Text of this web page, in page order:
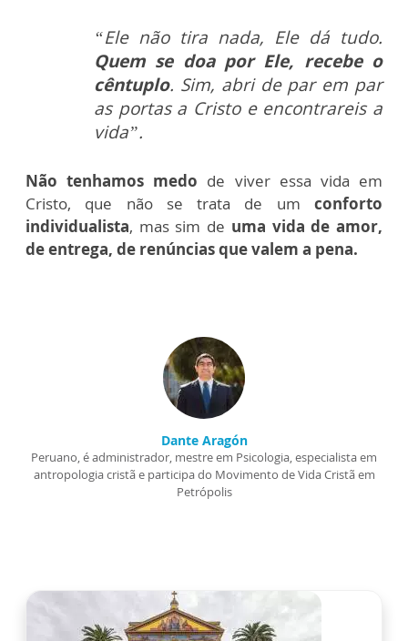
“Ele não tira nada, Ele dá tudo.
Quem se doa por Ele, recebe o
cêntuplo. Sim, abri de par em par
as portas a Cristo e encontrareis a
vida”.
Não tenhamos medo de viver essa vida em
Cristo, que não se trata de um conforto
individualista, mas sim de uma vida de amor,
de entrega, de renúncias que valem a pena.
Dante Aragón
Peruano, é administrador, mestre em Psicologia, especialista em
antropologia cristã e participa do Movimento de Vida Cristã em
Petrópolis